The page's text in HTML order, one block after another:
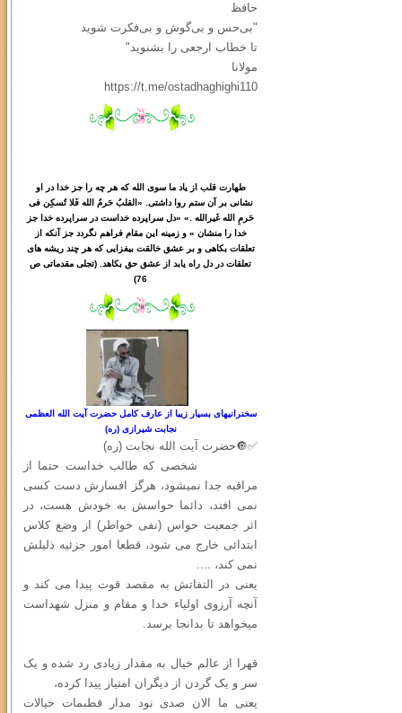
حافظ
"بی‌حس و بی‌گوش و بی‌فکرت شوید
تا خطاب ارجعی را بشنوید"
مولانا
https://t.me/ostadhaghighi110
طهارت قلب از یاد ما سوی الله که هر چه را جز خدا در او
نشانی بر آن ستم روا داشتی. «القلبُ حَرمُ الله فَلا تُسکِن فی
حَرمِ الله غَیرالله .» «دل سراپرده خداست در سراپرده خدا جز
خدا را منشان » و زمینه این مقام فراهم نگردد جز آنکه از
تعلقات بکاهی و بر عشق خالقت بیفزایی که هر چند ریشه های
تعلقات در دل راه یابد از عشق حق بکاهد. (تجلی مقدماتی ص
76)
سخنرانیهای بسیار زیبا از عارف کامل حضرت آیت الله العظمی
نجابت شیرازی (ره)
✅🔘حضرت آیت الله نجابت (ره)
شخصی که طالب خداست حتما از
مراقبه جدا نمیشود، هرگز افسارش دست کسی
نمی افتد، دائما حواسش به خودش هست، در
اثر جمعیت حواس (نفی خواطر) از وضع کلاس
ابتدائی خارج می شود، قطعا امور جزئیه ذلیلش
نمی کند، ....
یعنی در التفاتش به مقصد قوت پیدا می کند و
آنچه آرزوی اولیاء خدا و مقام و منزل شهداست
میخواهد تا بدانجا برسد.
قهرا از عالم خیال به مقدار زیادی رد شده و یک
سر و یک گردن از دیگران امتیاز پیدا کرده،
یعنی ما الان صدی نود مدار قطبمات خیالات